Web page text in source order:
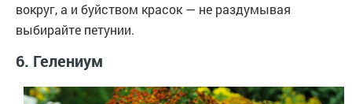
вокруг, а и буйством красок — не раздумывая
выбирайте петунии.
6. Гелениум